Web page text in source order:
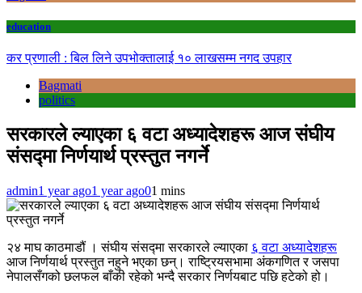
education
कर प्रणाली : बिल लिने उपभोक्तालाई १० लाखसम्म नगद उपहार
Bagmati
politics
सरकारले ल्याएका ६ वटा अध्यादेशहरू आज संघीय
संसद्मा निर्णयार्थ प्रस्तुत नगर्ने
admin1 year ago1 year ago01 mins
२४ माघ काठमाडौं । संघीय संसद्मा सरकारले ल्याएका ६ वटा अध्यादेशहरू
आज निर्णयार्थ प्रस्तुत नहुने भएका छन्। राष्ट्रियसभामा अंकगणित र जसपा
नेपालसँगको छलफल बाँकी रहेको भन्दै सरकार निर्णयबाट पछि हटेको हो।